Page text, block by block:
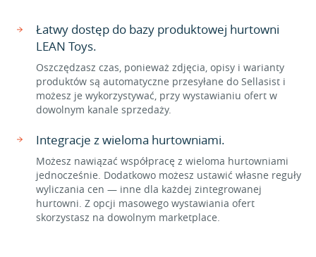
Łatwy dostęp do bazy produktowej hurtowni
LEAN Toys.
Oszczędzasz czas, ponieważ zdjęcia, opisy i warianty
produktów są automatyczne przesyłane do Sellasist i
możesz je wykorzystywać, przy wystawianiu ofert w
dowolnym kanale sprzedaży.
Integracje z wieloma hurtowniami.
Możesz nawiązać współpracę z wieloma hurtowniami
jednocześnie. Dodatkowo możesz ustawić własne reguły
wyliczania cen — inne dla każdej zintegrowanej
hurtowni. Z opcji masowego wystawiania ofert
skorzystasz na dowolnym marketplace.